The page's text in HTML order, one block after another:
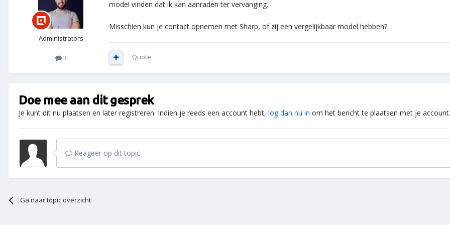
Administrators
3
model vinden dat ik kan aanraden ter vervanging.
Misschien kun je contact opnemen met Sharp, of zij een vergelijkbaar model hebben?
Quote
Doe mee aan dit gesprek
Je kunt dit nu plaatsen en later registreren. Indien je reeds een account hebt, log dan nu in om het bericht te plaatsen met je account.
Reageer op dit topic
Ga naar topic overzicht